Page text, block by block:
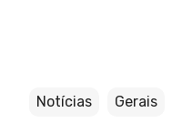
Notícias Gerais